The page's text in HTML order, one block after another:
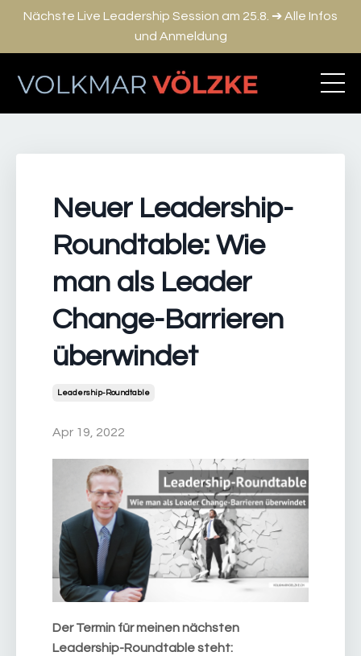
Nächste Live Leadership Session am 25.8. ➔ Alle Infos
und Anmeldung
Neuer Leadership-
Roundtable: Wie
man als Leader
Change-Barrieren
überwindet
Leadership-Roundtable
Apr 19, 2022
Der Termin für meinen nächsten
Leadership-Roundtable steht: